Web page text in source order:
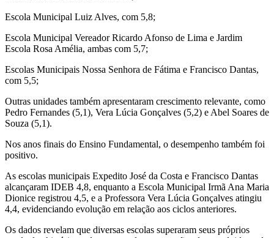
Escola Municipal Luiz Alves, com 5,8;
Escola Municipal Vereador Ricardo Afonso de Lima e Jardim
Escola Rosa Amélia, ambas com 5,7;
Escolas Municipais Nossa Senhora de Fátima e Francisco Dantas,
com 5,5;
Outras unidades também apresentaram crescimento relevante, como
Pedro Fernandes (5,1), Vera Lúcia Gonçalves (5,2) e Abel Soares de
Souza (5,1).
Nos anos finais do Ensino Fundamental, o desempenho também foi
positivo.
As escolas municipais Expedito José da Costa e Francisco Dantas
alcançaram IDEB 4,8, enquanto a Escola Municipal Irmã Ana Maria
Dionice registrou 4,5, e a Professora Vera Lúcia Gonçalves atingiu
4,4, evidenciando evolução em relação aos ciclos anteriores.
Os dados revelam que diversas escolas superaram seus próprios